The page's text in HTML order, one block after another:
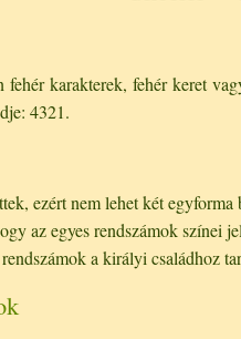
fehér karakterek, fehér keret
4321.
ezért nem lehet két
az egyes rendszámok színei
a királyi családhoz